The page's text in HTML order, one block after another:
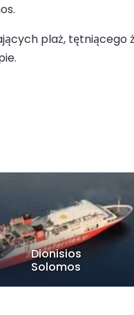
plaż, tętniącego
Dionisios
Solomos